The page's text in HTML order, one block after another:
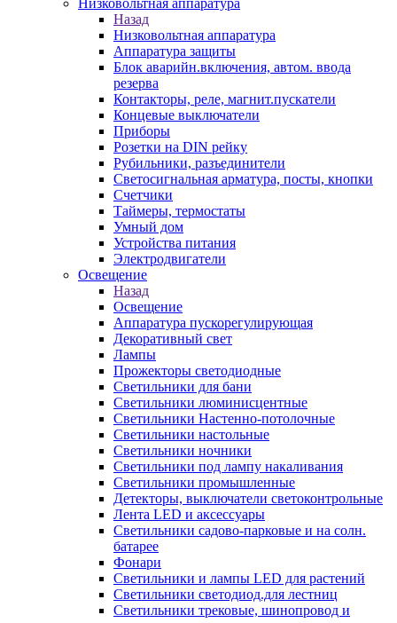
Низковольтная аппаратура
Назад
Низковольтная аппаратура
Аппаратура защиты
Блок аварийн.включения, автом. ввода
резерва
Контакторы, реле, магнит.пускатели
Концевые выключатели
Приборы
Розетки на DIN рейку
Рубильники, разъединители
Светосигнальная арматура, посты, кнопки
Счетчики
Таймеры, термостаты
Умный дом
Устройства питания
Электродвигатели
Освещение
Назад
Освещение
Аппаратура пускорегулирующая
Декоративный свет
Лампы
Прожекторы светодиодные
Светильники для бани
Светильники люминисцентные
Светильники Настенно-потолочные
Светильники настольные
Светильники ночники
Светильники под лампу накаливания
Светильники промышленные
Детекторы, выключатели светоконтрольные
Лента LED и аксессуары
Светильники садово-парковые и на солн.
батарее
Фонари
Светильники и лампы LED для растений
Светильники светодиод.для лестниц
Светильники трековые, шинопровод и